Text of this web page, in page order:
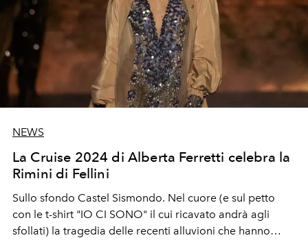
NEWS
La Cruise 2024 di Alberta Ferretti celebra la
Rimini di Fellini
Sullo sfondo Castel Sismondo. Nel cuore (e sul petto
con le t-shirt "IO CI SONO" il cui ricavato andrà agli
sfollati) la tragedia delle recenti alluvioni che hanno